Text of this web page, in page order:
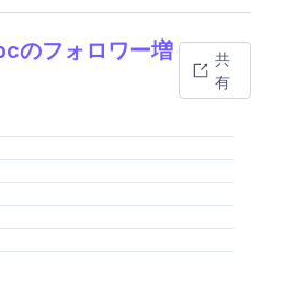
のフォロワー増
共
有